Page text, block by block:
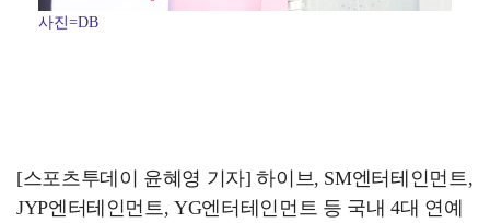
사진=DB
[스포츠투데이 윤혜영 기자] 하이브, SM엔터테인먼트,
JYP엔터테인먼트, YG엔터테인먼트 등 국내 4대 연예